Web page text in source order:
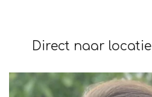
Direct naar